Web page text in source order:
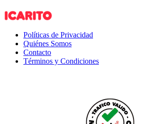
Políticas de Privacidad
Quiénes Somos
Contacto
Términos y Condiciones